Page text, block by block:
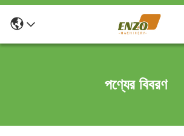
পণ্যের বিবরণ